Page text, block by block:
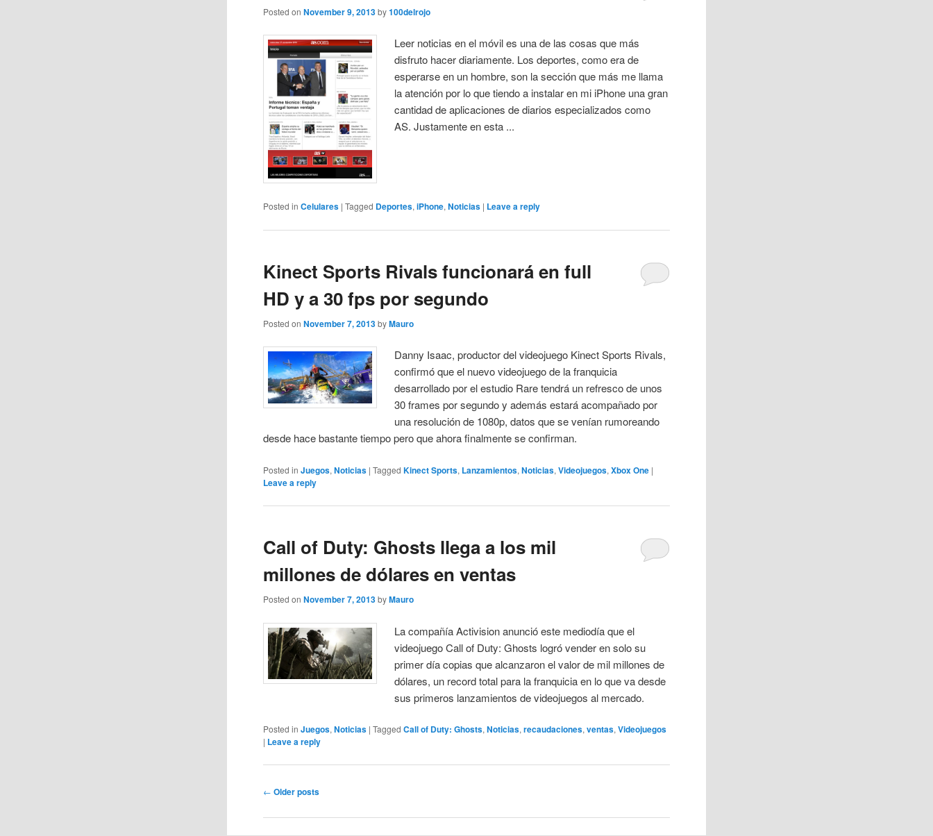
Posted onNovember 9, 2013 by100delrojo
Leer noticias en el móvil es una de las cosas que más
disfruto hacer diariamente. Los deportes, como era de
esperarse en un hombre, son la sección que más me llama
la atención por lo que tiendo a instalar en mi iPhone una gran
cantidad de aplicaciones de diarios especializados como
AS. Justamente en esta ...
Posted in Celulares |Tagged Deportes,iPhone,Noticias | Leave a reply
Kinect Sports Rivals funcionará en full
HD y a 30 fps por segundo
Posted onNovember 7, 2013 byMauro
Danny Isaac, productor del videojuego Kinect Sports Rivals,
confirmó que el nuevo videojuego de la franquicia
desarrollado por el estudio Rare tendrá un refresco de unos
30 frames por segundo y además estará acompañado por
una resolución de 1080p, datos que se venían rumoreando
desde hace bastante tiempo pero que ahora finalmente se confirman.
Posted in Juegos,Noticias |Tagged Kinect Sports, Lanzamientos,Noticias,Videojuegos,Xbox One |
Leave a reply
Call of Duty: Ghosts llega a los mil
millones de dólares en ventas
Posted onNovember 7, 2013 byMauro
La compañía Activision anunció este mediodía que el
videojuego Call of Duty: Ghosts logró vender en solo su
primer día copias que alcanzaron el valor de mil millones de
dólares, un record total para la franquicia en lo que va desde
sus primeros lanzamientos de videojuegos al mercado.
Posted in Juegos,Noticias |Tagged Call of Duty: Ghosts,Noticias,recaudaciones,ventas,Videojuegos
| Leave a reply
Post
← Older posts